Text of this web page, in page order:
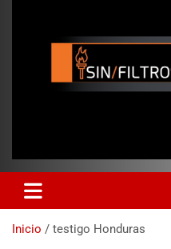
Inicio testigo Honduras